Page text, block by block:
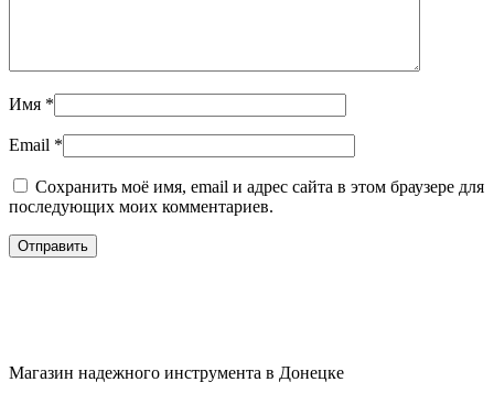
Имя *
Email *
Сохранить моё имя, email и адрес сайта в этом браузере для
последующих моих комментариев.
Магазин надежного инструмента в Донецке